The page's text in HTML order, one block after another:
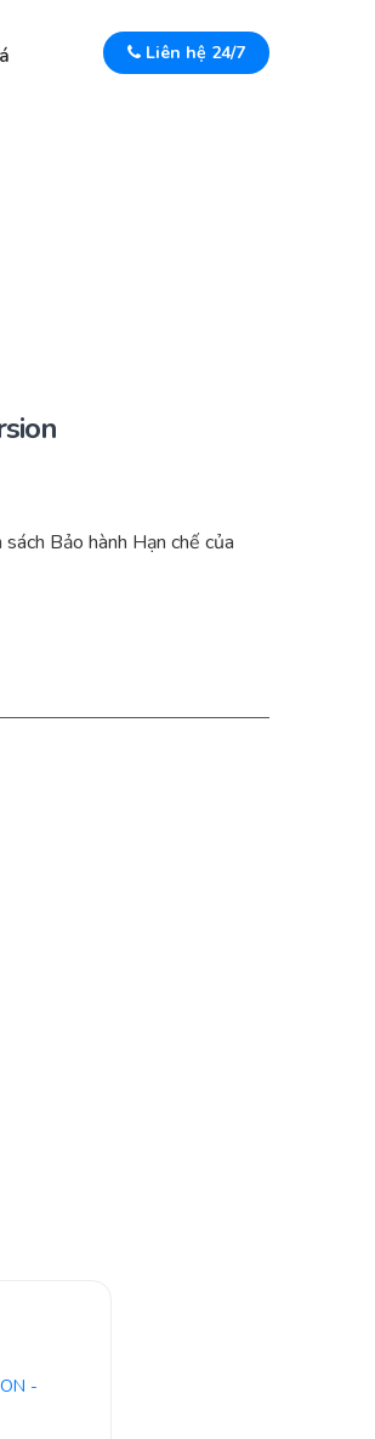
Liên hệ 24/7
Bảo hành Hạn chế của
-